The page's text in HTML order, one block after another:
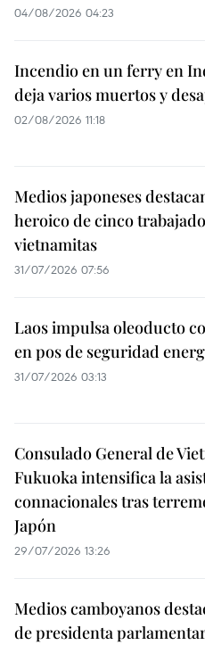
04/08/2026 04:23
Incendio en un ferry en
deja varios muertos y
02/08/2026 11:18
Medios japoneses
heroico de cinco
vietnamitas
31/07/2026 07:56
Laos impulsa oleoducto
en pos de seguridad
31/07/2026 03:13
Consulado General de
Fukuoka intensifica la
connacionales tras
Japón
29/07/2026 13:26
Medios camboyanos
de presidenta